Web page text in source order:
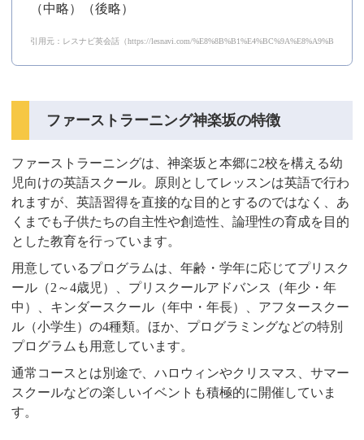
（中略）（後略）
引用元：レスナビ英会話（https://lesnavi.com/%E8%8B%B1%E4%BC%9A%E8%A9%B1/1267）
ファーストラーニング神楽坂の特徴
ファーストラーニングは、神楽坂と本郷に2校を構える幼
児向けの英語スクール。原則としてレッスンは英語で行わ
れますが、英語習得を直接的な目的とするのではなく、あ
くまでも子供たちの自主性や創造性、論理性の育成を目的
とした教育を行っています。
用意しているプログラムは、年齢・学年に応じてプリスク
ール（2～4歳児）、プリスクールアドバンス（年少・年
中）、キンダースクール（年中・年長）、アフタースクー
ル（小学生）の4種類。ほか、プログラミングなどの特別
プログラムも用意しています。
通常コースとは別途で、ハロウィンやクリスマス、サマー
スクールなどの楽しいイベントも積極的に開催していま
す。